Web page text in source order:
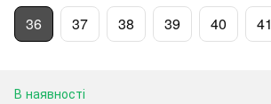
36 37 38 39 40 41
В наявності